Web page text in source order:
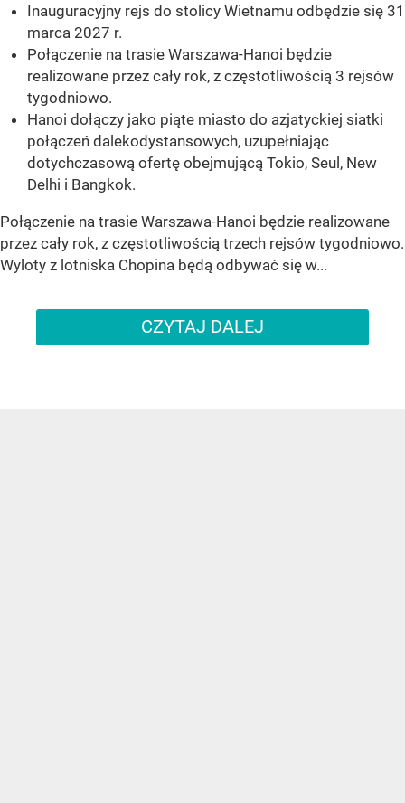
Inauguracyjny rejs do stolicy Wietnamu odbędzie się 31
marca 2027 r.
Połączenie na trasie Warszawa-Hanoi będzie
realizowane przez cały rok, z częstotliwością 3 rejsów
tygodniowo.
Hanoi dołączy jako piąte miasto do azjatyckiej siatki
połączeń dalekodystansowych, uzupełniając
dotychczasową ofertę obejmującą Tokio, Seul, New
Delhi i Bangkok.
Połączenie na trasie Warszawa-Hanoi będzie realizowane
przez cały rok, z częstotliwością trzech rejsów tygodniowo.
Wyloty z lotniska Chopina będą odbywać się w...
CZYTAJ DALEJ